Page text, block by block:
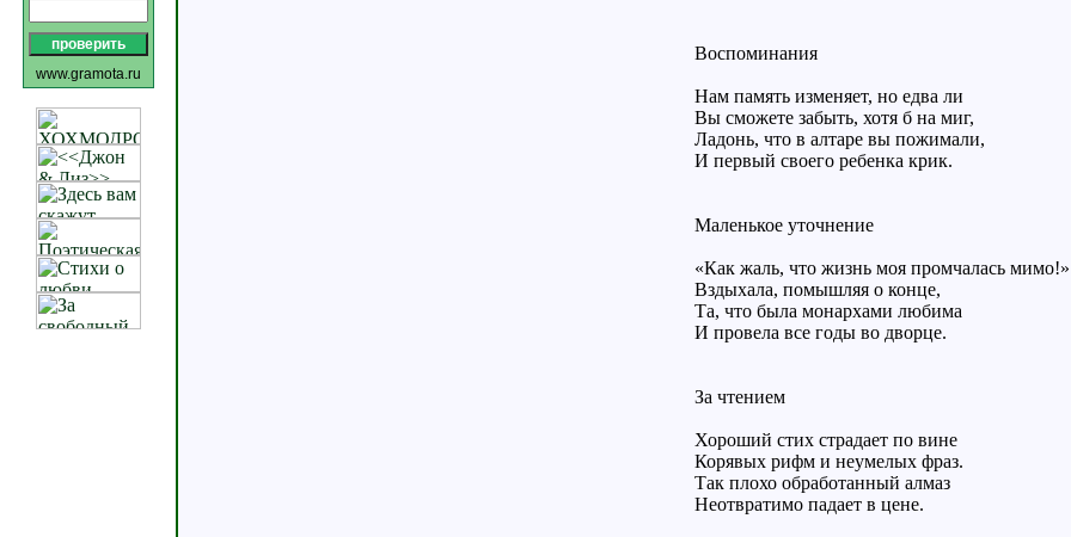
www.gramota.ru
Воспоминания
Нам память изменяет, но едва ли
Вы сможете забыть, хотя б на миг,
Ладонь, что в алтаре вы пожимали,
И первый своего ребенка крик.
Маленькое уточнение
«Как жаль, что жизнь моя промчалась
Вздыхала, помышляя о конце,
Та, что была монархами любима
И провела все годы во дворце.
За чтением
Хороший стих страдает по вине
Корявых рифм и неумелых фраз.
Так плохо обработанный алмаз
Неотвратимо падает в цене.